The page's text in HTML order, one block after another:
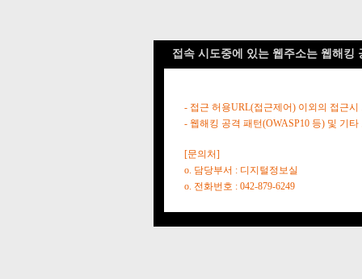
접속 시도중에 있는 웹주소는 웹해킹
- 접근 허용URL(접근제어) 이외의 접근시
- 웹해킹 공격 패턴(OWASP10 등) 및 기
[문의처]
o. 담당부서 : 디지털정보실
o. 전화번호 : 042-879-6249